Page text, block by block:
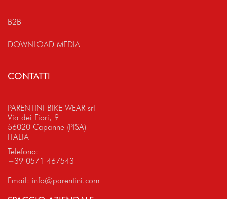
B2B
DOWNLOAD MEDIA
CONTATTI
PARENTINI BIKE WEAR srl
Via dei Fiori, 9
56020 Capanne (PISA)
ITALIA
Telefono:
+39 0571 467543
Email: info@parentini.com